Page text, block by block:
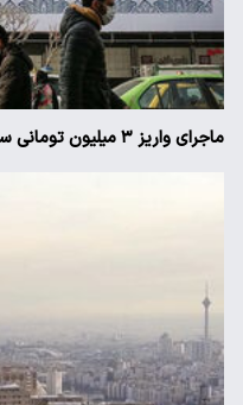
ماجرای واریز ۳ میلیون تومانی سود سهام عدالت چیست؟